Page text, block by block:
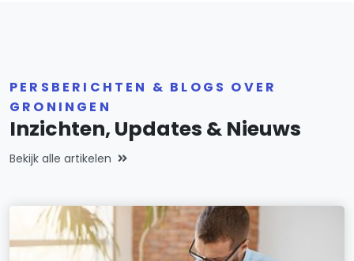
PERSBERICHTEN & BLOGS OVER
GRONINGEN
Inzichten, Updates & Nieuws
Bekijk alle artikelen